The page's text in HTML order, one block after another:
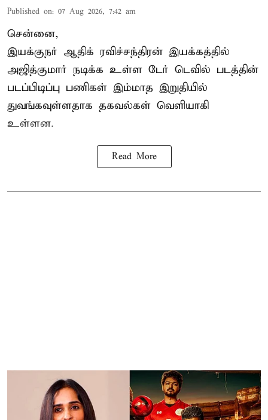
Published on: 07 Aug 2026, 7:42 am
சென்னை,
இயக்குநர் ஆதிக் ரவிச்சந்திரன் இயக்கத்தில்
அஜித்குமார் நடிக்க உள்ள டேர் டெவில் படத்தின்
படப்பிடிப்பு பணிகள் இம்மாத இறுதியில்
துவங்கவுள்ளதாக தகவல்கள் வெளியாகி
உள்ளன.
Read More